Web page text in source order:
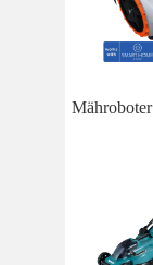
Mähroboter